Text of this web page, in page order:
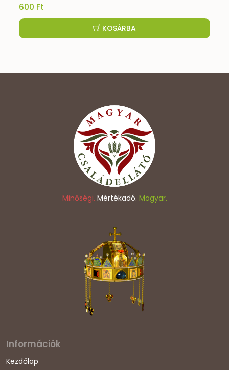
600 Ft
KOSÁRBA
Minőségi. Mértékadó. Magyar.
Információk
Kezdőlap